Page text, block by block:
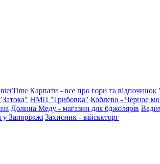
Карпати - все про гори та відпочинок
НМП "Грибовка" Коблево - Черное
Долина Меду - магазин для бджолярів
у Запоріжжі Захисник - військторг